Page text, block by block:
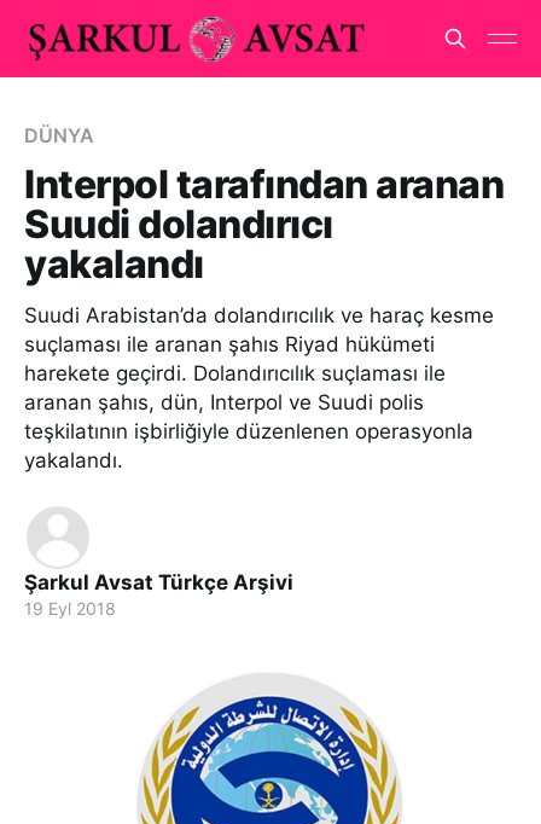
DÜNYA
Interpol tarafından aranan
Suudi dolandırıcı
yakalandı
Suudi Arabistan’da dolandırıcılık ve haraç kesme
suçlaması ile aranan şahıs Riyad hükümeti
harekete geçirdi. Dolandırıcılık suçlaması ile
aranan şahıs, dün, Interpol ve Suudi polis
teşkilatının işbirliğiyle düzenlenen operasyonla
yakalandı.
Şarkul Avsat Türkçe Arşivi
19 Eyl 2018